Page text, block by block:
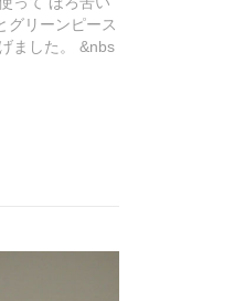
グリーンピース
ました。 &nbs